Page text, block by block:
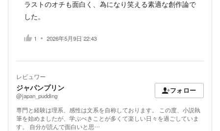
ラストのオチも面白く、為になり笑える素適な創作論で
した。
1 2026年5月9日 22:43
レビュワー
ジャパンプリン
@japan_pudding
フォロー
専門と経験は理系、感性は文系を自称しております。 この度、小説執
筆を始めましたが、学ぶべきことが多くて楽しい日々を過ごしていま
す。 自分が読んで面白いと思…